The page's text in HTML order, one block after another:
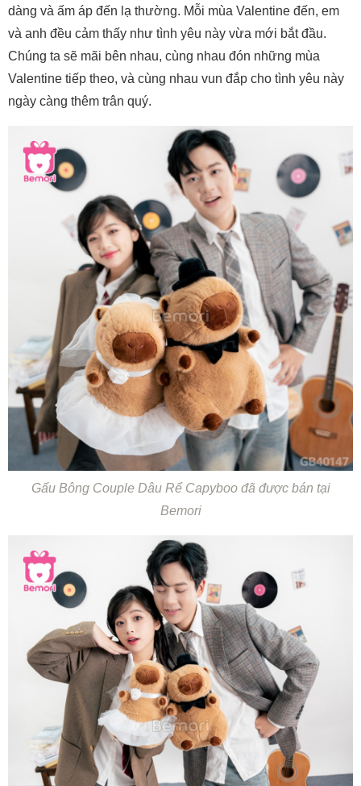
dàng và ấm áp đến lạ thường. Mỗi mùa Valentine đến, em
và anh đều cảm thấy như tình yêu này vừa mới bắt đầu.
Chúng ta sẽ mãi bên nhau, cùng nhau đón những mùa
Valentine tiếp theo, và cùng nhau vun đắp cho tình yêu này
ngày càng thêm trân quý.
Gấu Bông Couple Dâu Rể Capyboo đã được bán tại
Bemori